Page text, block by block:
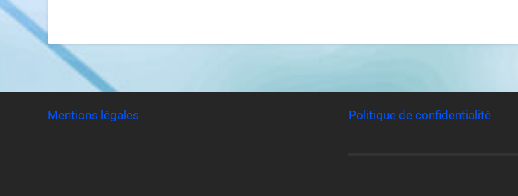
Mentions légales Politique de confidentialité